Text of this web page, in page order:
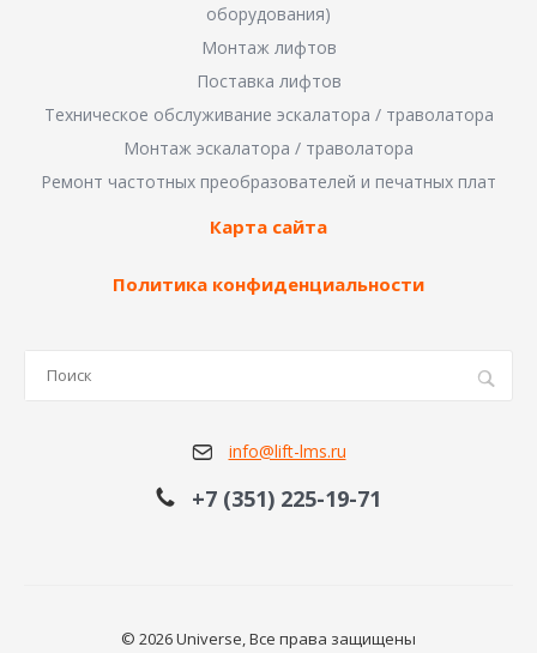
оборудования)
Монтаж лифтов
Поставка лифтов
Техническое обслуживание эскалатора / траволатора
Монтаж эскалатора / траволатора
Ремонт частотных преобразователей и печатных плат
Карта сайта
Политика конфиденциальности
info@lift-lms.ru
+7 (351) 225-19-71
© 2026 Universe, Все права защищены